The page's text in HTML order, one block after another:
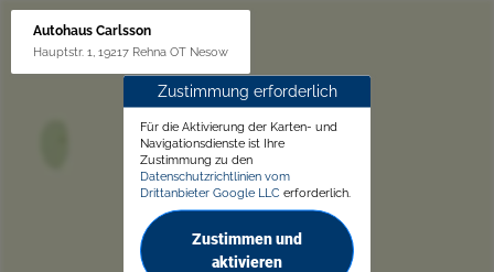
Autohaus Carlsson
Hauptstr. 1, 19217 Rehna OT Nesow
Zustimmung erforderlich
Für die Aktivierung der Karten- und
Navigationsdienste ist Ihre
Zustimmung zu den
Datenschutzrichtlinien vom
Drittanbieter Google LLC erforderlich.
Zustimmen und
aktivieren